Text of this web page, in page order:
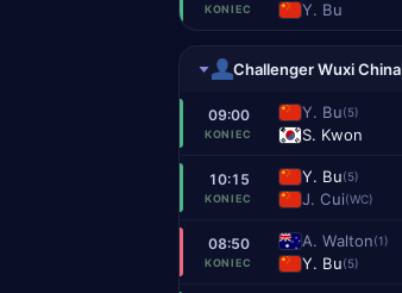
KONIEC
Y. Bu
Challenger Wuxi China
09:00
KONIEC
Y. Bu(5)
S. Kwon
10:15
KONIEC
Y. Bu(5)
J. Cui(WC)
08:50
KONIEC
A. Walton(1)
Y. Bu(5)